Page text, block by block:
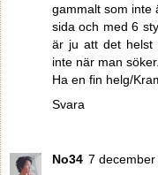
gammalt som inte
sida och med 6
är ju att det helst
inte när man söker.
Ha en fin helg/
Svara
No34 7